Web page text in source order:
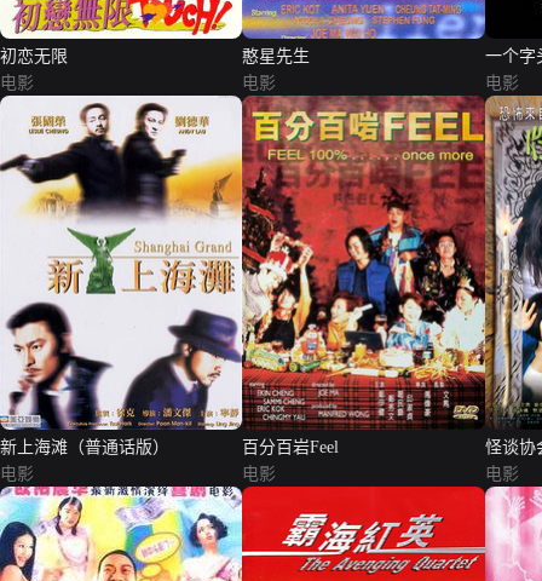
初恋无限
电影
憨星先生
电影
一个字
电影
新上海滩（普通话版）
电影
百分百岩Feel
电影
怪谈协
电影